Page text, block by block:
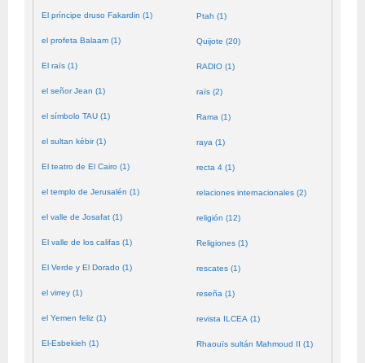
El príncipe druso Fakardin (1)
el profeta Balaam (1)
El raïs (1)
el señor Jean (1)
el símbolo TAU (1)
el sultan kébir (1)
El teatro de El Cairo (1)
el templo de Jerusalén (1)
el valle de Josafat (1)
El valle de los califas (1)
El Verde y El Dorado (1)
el virrey (1)
el Yemen feliz (1)
El-Esbekieh (1)
Ptah (1)
Quijote (20)
RADIO (1)
raïs (2)
Rama (1)
raya (1)
recta 4 (1)
relaciones internacionales (2)
religión (12)
Religiones (1)
rescates (1)
reseña (1)
revista ILCEA (1)
Rhaouïs sultán Mahmoud II (1)